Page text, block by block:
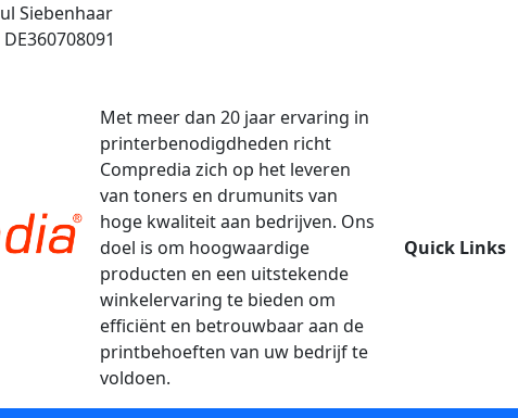
Siebenhaar
Met meer dan 20 jaar ervaring in
printerbenodigdheden richt
Compredia zich op het leveren
van toners en drumunits van
hoge kwaliteit aan bedrijven. Ons
doel is om hoogwaardige
producten en een uitstekende
winkelervaring te bieden om
efficiënt en betrouwbaar aan de
printbehoeften van uw bedrijf te
voldoen.
Quick Links